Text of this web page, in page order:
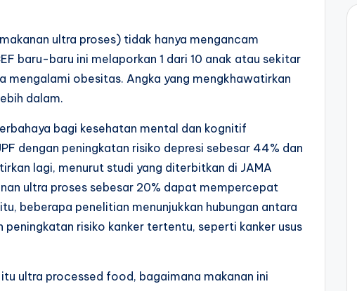
ultra proses) tidak hanya mengancam
baru-baru ini melaporkan 1 dari 10 anak atau sekitar
mengalami obesitas. Angka yang mengkhawatirkan
dalam.
bagi kesehatan mental dan kognitif
dengan peningkatan risiko depresi sebesar 44% dan
lagi, menurut studi yang diterbitkan di JAMA
ultra proses sebesar 20% dapat mempercepat
beberapa penelitian menunjukkan hubungan antara
risiko kanker tertentu, seperti kanker usus
ultra processed food, bagaimana makanan ini